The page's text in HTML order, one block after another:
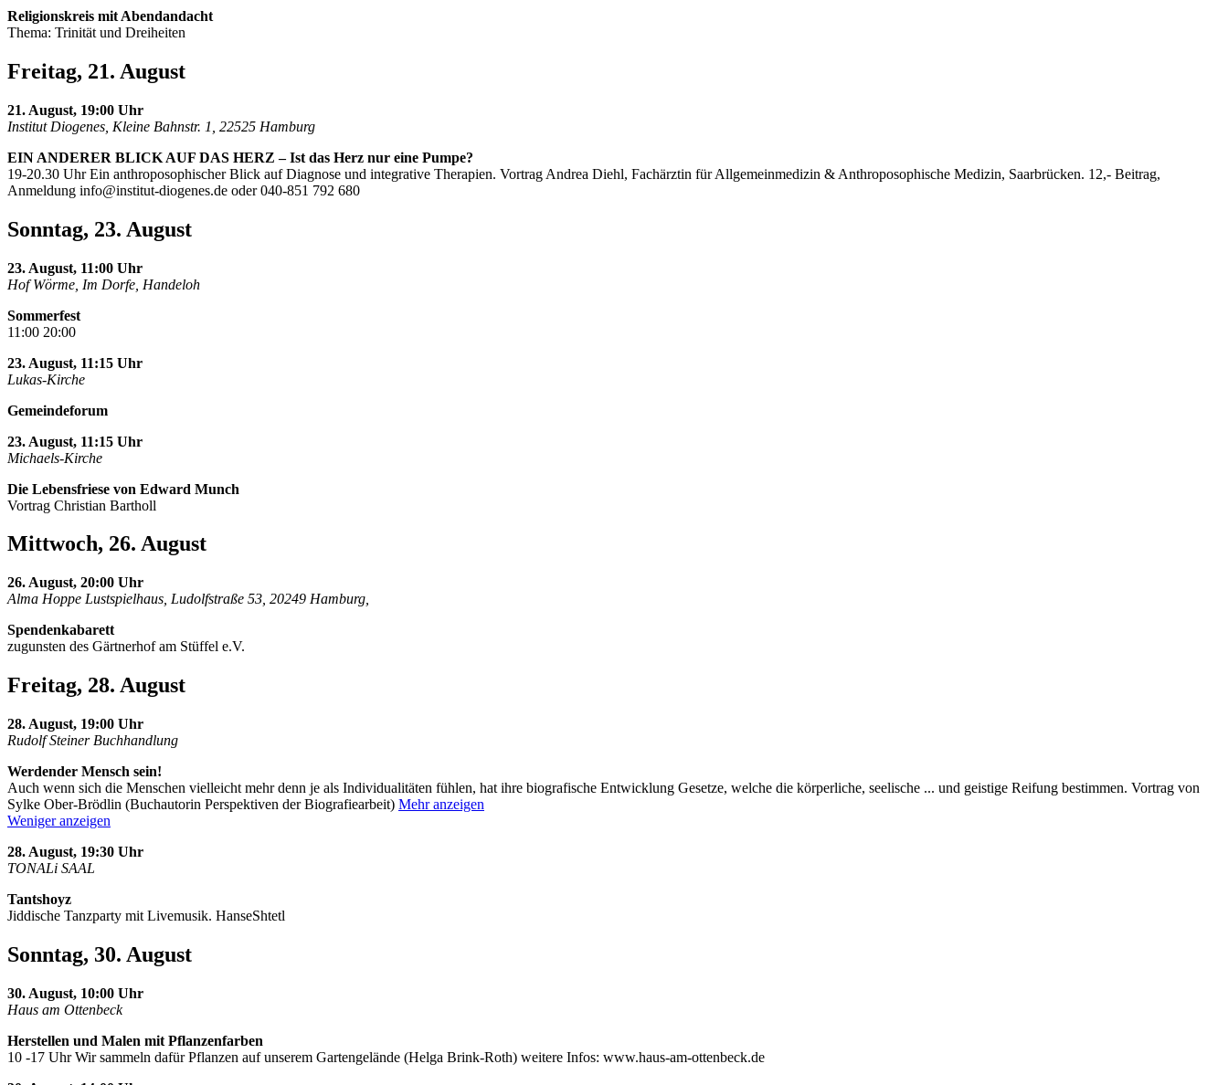
Religionskreis mit Abendandacht
Thema: Trinität und Dreiheiten
Freitag, 21. August
21. August, 19:00 Uhr
Institut Diogenes, Kleine Bahnstr. 1, 22525 Hamburg
EIN ANDERER BLICK AUF DAS HERZ – Ist das Herz nur eine Pumpe?
19-20.30 Uhr Ein anthroposophischer Blick auf Diagnose und integrative Therapien. Vortrag Andrea Diehl, Fachärztin für Allgemeinmedizin & Anthroposophische Medizin, Saarbrücken. 12,- Beitrag,
Anmeldung info@institut-diogenes.de oder 040-851 792 680
Sonntag, 23. August
23. August, 11:00 Uhr
Hof Wörme, Im Dorfe, Handeloh
Sommerfest
11:00 20:00
23. August, 11:15 Uhr
Lukas-Kirche
Gemeindeforum
23. August, 11:15 Uhr
Michaels-Kirche
Die Lebensfriese von Edward Munch
Vortrag Christian Bartholl
Mittwoch, 26. August
26. August, 20:00 Uhr
Alma Hoppe Lustspielhaus, Ludolfstraße 53, 20249 Hamburg,
Spendenkabarett
zugunsten des Gärtnerhof am Stüffel e.V.
Freitag, 28. August
28. August, 19:00 Uhr
Rudolf Steiner Buchhandlung
Werdender Mensch sein!
Auch wenn sich die Menschen vielleicht mehr denn je als Individualitäten fühlen, hat ihre biografische Entwicklung Gesetze, welche die körperliche, seelische ... und geistige Reifung bestimmen. Vortrag von
Sylke Ober-Brödlin (Buchautorin Perspektiven der Biografiearbeit) Mehr anzeigen
Weniger anzeigen
28. August, 19:30 Uhr
TONALi SAAL
Tantshoyz
Jiddische Tanzparty mit Livemusik. HanseShtetl
Sonntag, 30. August
30. August, 10:00 Uhr
Haus am Ottenbeck
Herstellen und Malen mit Pflanzenfarben
10 -17 Uhr Wir sammeln dafür Pflanzen auf unserem Gartengelände (Helga Brink-Roth) weitere Infos: www.haus-am-ottenbeck.de